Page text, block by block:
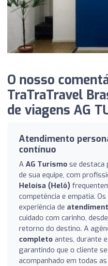
O nosso
TraTraTravel
de viagens AG
Atendimento
contínuo
A AG Turismo se destaca
de sua equipe, com
Heloísa (Helô)
competência e empatia.
experiência de
cuidado com carinho,
retorno do destino. A
completo antes, durante
garantindo que o cliente
acompanhado em todas